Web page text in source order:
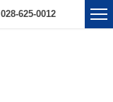
028-625-0012